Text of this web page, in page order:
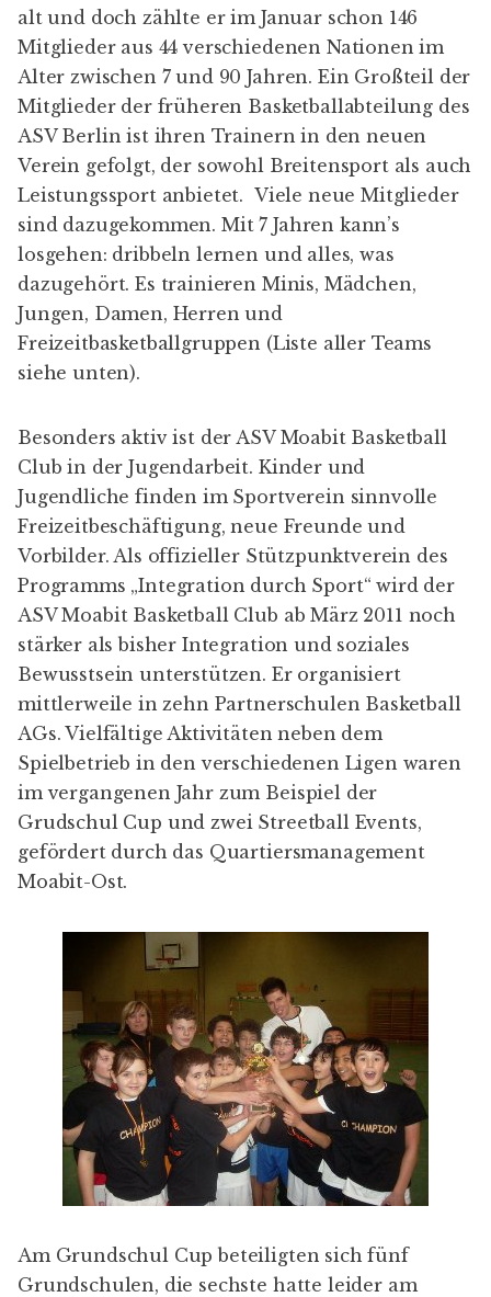
alt und doch zählte er im Januar schon 146
Mitglieder aus 44 verschiedenen Nationen im
Alter zwischen 7 und 90 Jahren. Ein Großteil der
Mitglieder der früheren Basketballabteilung des
ASV Berlin ist ihren Trainern in den neuen
Verein gefolgt, der sowohl Breitensport als auch
Leistungssport anbietet. Viele neue Mitglieder
sind dazugekommen. Mit 7 Jahren kann’s
losgehen: dribbeln lernen und alles, was
dazugehört. Es trainieren Minis, Mädchen,
Jungen, Damen, Herren und
Freizeitbasketballgruppen (Liste aller Teams
siehe unten).
Besonders aktiv ist der ASV Moabit Basketball
Club in der Jugendarbeit. Kinder und
Jugendliche finden im Sportverein sinnvolle
Freizeitbeschäftigung, neue Freunde und
Vorbilder. Als offizieller Stützpunktverein des
Programms „Integration durch Sport“ wird der
ASV Moabit Basketball Club ab März 2011 noch
stärker als bisher Integration und soziales
Bewusstsein unterstützen. Er organisiert
mittlerweile in zehn Partnerschulen Basketball
AGs. Vielfältige Aktivitäten neben dem
Spielbetrieb in den verschiedenen Ligen waren
im vergangenen Jahr zum Beispiel der
Grudschul Cup und zwei Streetball Events,
gefördert durch das Quartiersmanagement
Moabit-Ost.
Am Grundschul Cup beteiligten sich fünf
Grundschulen, die sechste hatte leider am